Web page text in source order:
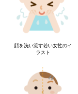
顔を洗い流す若い女性のイ
ラスト